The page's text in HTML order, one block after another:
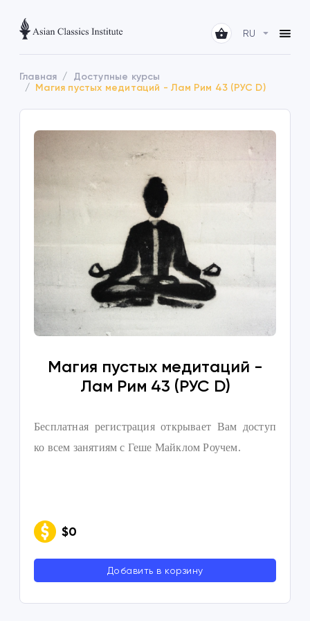
RU
Главная
Доступные курсы
Магия пустых медитаций - Лам Рим 43 (РУС D)
Магия пустых медитаций -
Лам Рим 43 (РУС D)
Бесплатная регистрация открывает Вам доступ
ко всем занятиям с Геше Майклом Роучем.
$0
Добавить в корзину